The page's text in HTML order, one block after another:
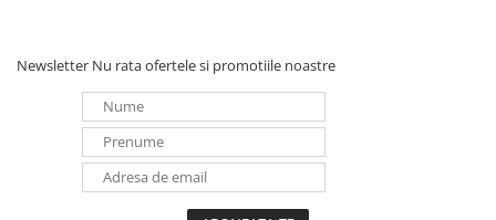
Newsletter Nu rata ofertele si promotiile noastre